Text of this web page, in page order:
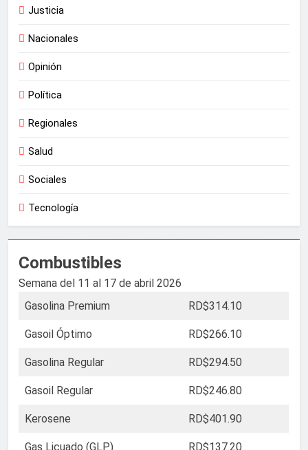
Justicia
Nacionales
Opinión
Política
Regionales
Salud
Sociales
Tecnología
Combustibles
Semana del 11 al 17 de abril 2026
Gasolina Premium
RD$314.10
Gasoil Óptimo RD$266.10
Gasolina Regular RD$294.50
Gasoil Regular RD$246.80
Kerosene RD$401.90
Gas Licuado (GLP) RD$137.20